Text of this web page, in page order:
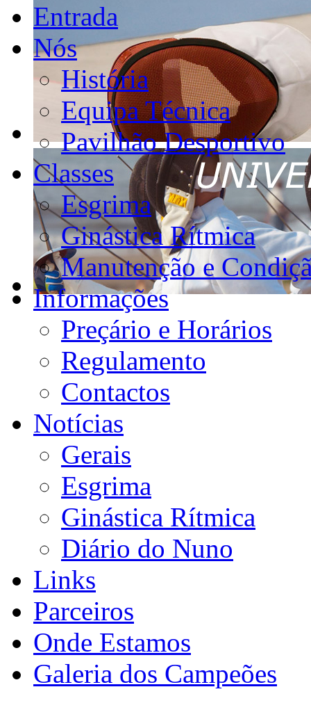
Entrada
Nós
História
Equipa Técnica
Pavilhão Desportivo
Classes
Esgrima
Ginástica Rítmica
Manutenção e
Informações
Preçário e Horários
Regulamento
Contactos
Notícias
Gerais
Esgrima
Ginástica Rítmica
Diário do Nuno
Links
Parceiros
Onde Estamos
Galeria dos Campeões